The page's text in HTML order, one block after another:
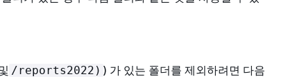
/reports2022) ) 가 있는 폴더를 제외하려면 다음